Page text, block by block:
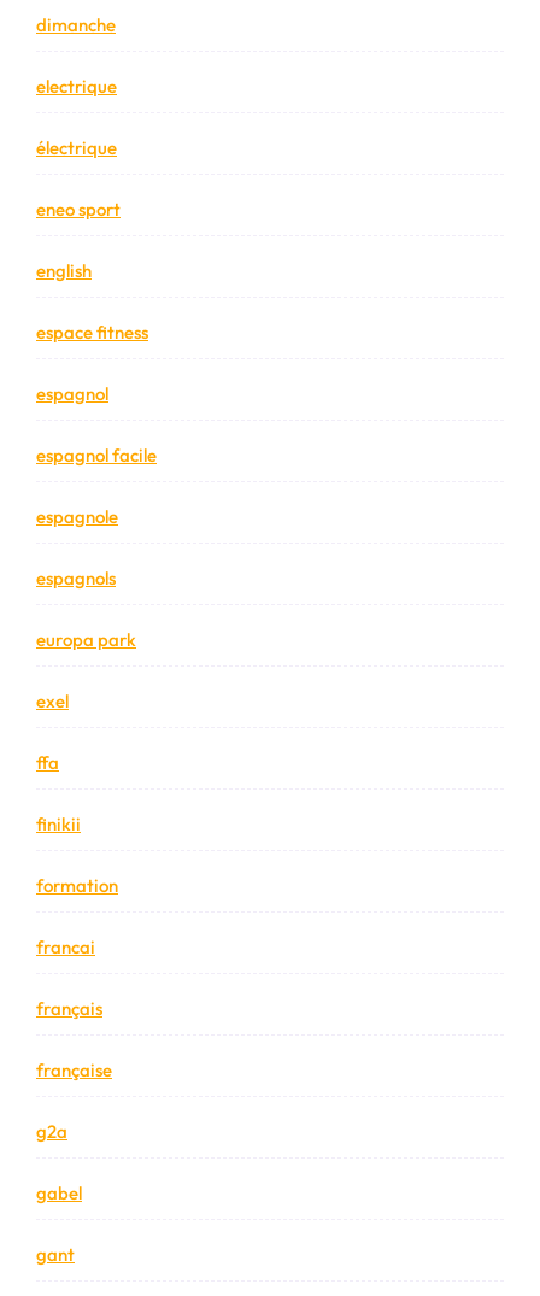
dimanche
electrique
électrique
eneo sport
english
espace fitness
espagnol
espagnol facile
espagnole
espagnols
europa park
exel
ffa
finikii
formation
francai
français
française
g2a
gabel
gant